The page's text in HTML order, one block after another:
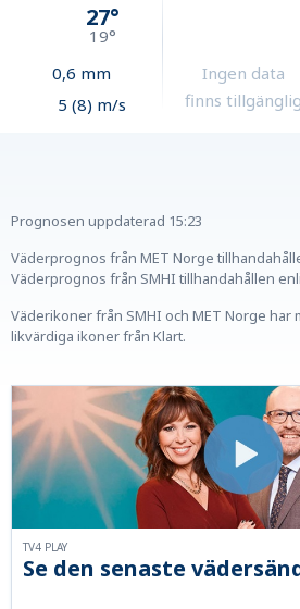
27°
19°
0,6 mm
5 (8) m/s
Ingen data
finns tillgänglig
Prognosen uppdaterad 15:23
Väderprognos från MET Norge
Väderprognos från SMHI tillhandahållen
Väderikoner från SMHI och MET Norge har
likvärdiga ikoner från Klart.
Se den senaste
TV4 PLAY